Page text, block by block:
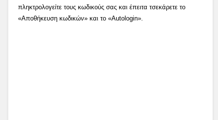
πληκτρολογείτε τους κωδικούς σας και έπειτα τσεκάρετε το
«Αποθήκευση κωδικών» και το «Autologin».